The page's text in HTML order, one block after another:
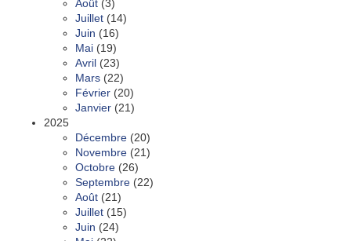
Août (3)
Juillet (14)
Juin (16)
Mai (19)
Avril (23)
Mars (22)
Février (20)
Janvier (21)
2025
Décembre (20)
Novembre (21)
Octobre (26)
Septembre (22)
Août (21)
Juillet (15)
Juin (24)